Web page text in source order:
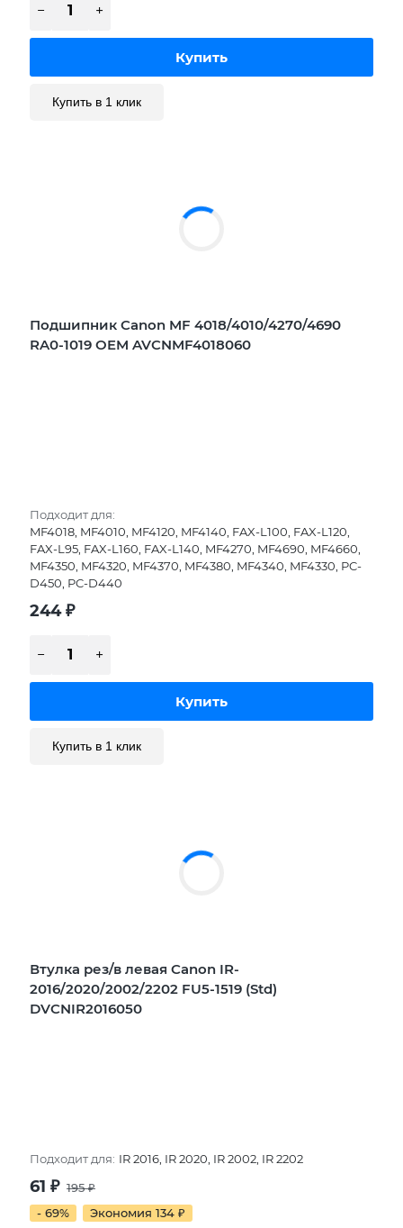
Купить в 1 клик
Подшипник Canon MF 4018/4010/4270/4690
RA0-1019 OEM AVCNMF4018060
Подходит для:
MF4018, MF4010, MF4120, MF4140, FAX-L100, FAX-L120,
FAX-L95, FAX-L160, FAX-L140, MF4270, MF4690, MF4660,
MF4350, MF4320, MF4370, MF4380, MF4340, MF4330, PC-
D450, PC-D440
244₽
Купить в 1 клик
Втулка рез/в левая Canon IR-
2016/2020/2002/2202 FU5-1519 (Std)
DVCNIR2016050
Подходит для: IR 2016, IR 2020, IR 2002, IR 2202
61 ₽ 195₽
- 69%
Экономия 134 ₽